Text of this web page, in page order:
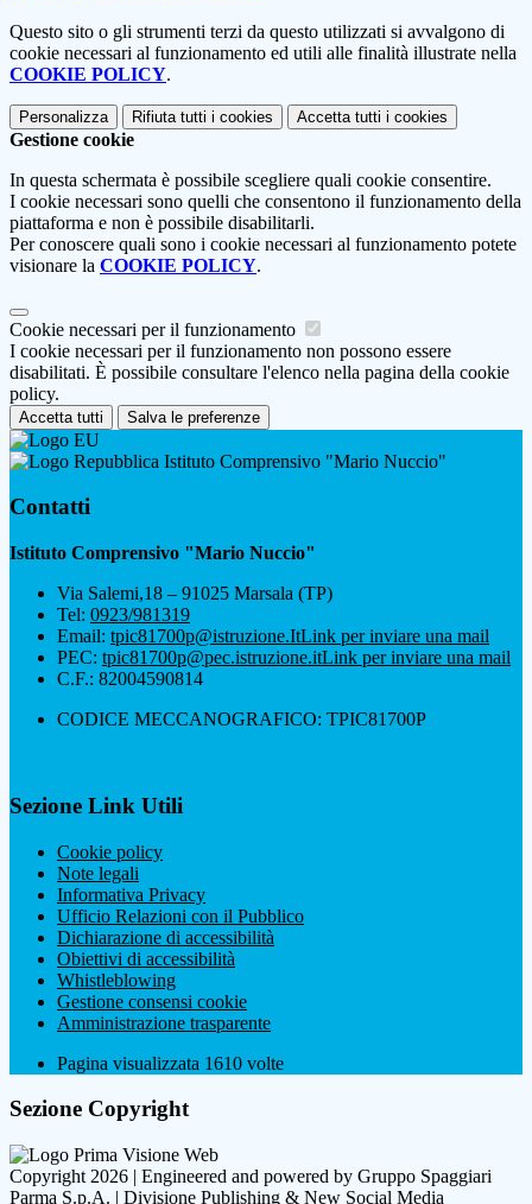
Questo sito o gli strumenti terzi da questo utilizzati si avvalgono di
cookie necessari al funzionamento ed utili alle finalità illustrate nella
COOKIE POLICY.
Personalizza Rifiuta tutti i cookies Accetta tutti i cookies
Gestione cookie
In questa schermata è possibile scegliere quali cookie consentire.
I cookie necessari sono quelli che consentono il funzionamento della
piattaforma e non è possibile disabilitarli.
Per conoscere quali sono i cookie necessari al funzionamento potete
visionare la COOKIE POLICY.
Cookie necessari per il funzionamento
I cookie necessari per il funzionamento non possono essere
disabilitati. È possibile consultare l'elenco nella pagina della cookie
policy.
Accetta tutti Salva le preferenze
Istituto Comprensivo "Mario Nuccio"
Contatti
Istituto Comprensivo "Mario Nuccio"
Via Salemi,18 – 91025 Marsala (TP)
Tel: 0923/981319
Email: tpic81700p@istruzione.ItLink per inviare una mail
PEC: tpic81700p@pec.istruzione.itLink per inviare una mail
C.F.: 82004590814
CODICE MECCANOGRAFICO: TPIC81700P
Sezione Link Utili
Cookie policy
Note legali
Informativa Privacy
Ufficio Relazioni con il Pubblico
Dichiarazione di accessibilità
Obiettivi di accessibilità
Whistleblowing
Gestione consensi cookie
Amministrazione trasparente
Pagina visualizzata 1610 volte
Sezione Copyright
Copyright 2026 | Engineered and powered by Gruppo Spaggiari
Parma S.p.A. | Divisione Publishing & New Social Media